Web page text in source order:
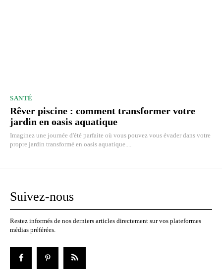
SANTÉ
Rêver piscine : comment transformer votre
jardin en oasis aquatique
Imaginez une journée d'été parfaite où vous pouvez vous évader dans votre
propre jardin transformé en oasis aquatique....
Suivez-nous
Restez informés de nos derniers articles directement sur vos plateformes
médias préférées.